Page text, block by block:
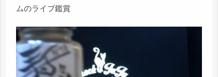
ムのライブ鑑賞